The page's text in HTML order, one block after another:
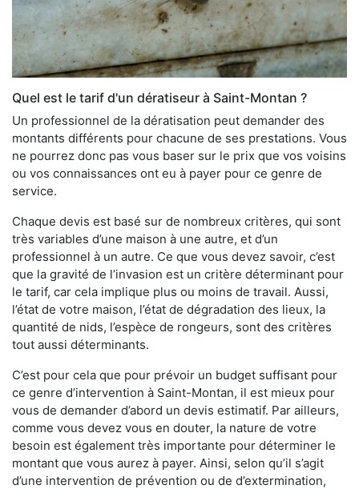
Quel est le tarif d'un dératiseur à Saint-Montan ?
Un professionnel de la dératisation peut demander des
montants différents pour chacune de ses prestations. Vous
ne pourrez donc pas vous baser sur le prix que vos voisins
ou vos connaissances ont eu à payer pour ce genre de
service.
Chaque devis est basé sur de nombreux critères, qui sont
très variables d’une maison à une autre, et d’un
professionnel à un autre. Ce que vous devez savoir, c’est
que la gravité de l’invasion est un critère déterminant pour
le tarif, car cela implique plus ou moins de travail. Aussi,
l’état de votre maison, l’état de dégradation des lieux, la
quantité de nids, l’espèce de rongeurs, sont des critères
tout aussi déterminants.
C’est pour cela que pour prévoir un budget suffisant pour
ce genre d’intervention à Saint-Montan, il est mieux pour
vous de demander d’abord un devis estimatif. Par ailleurs,
comme vous devez vous en douter, la nature de votre
besoin est également très importante pour déterminer le
montant que vous aurez à payer. Ainsi, selon qu’il s’agit
d’une intervention de prévention ou de d’extermination,